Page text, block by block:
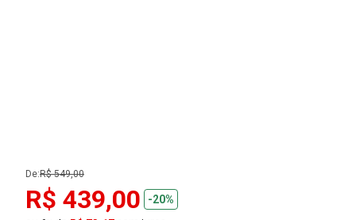
De:R$ 549,00
R$ 439,00
-20%